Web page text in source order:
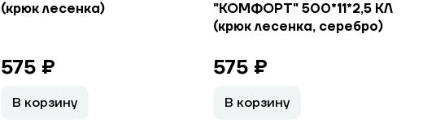
(крюк лесенка)
575 ₽
В корзину
"КОМФОРТ" 500*11*2,5 КЛ
(крюк лесенка, серебро)
575 ₽
В корзину